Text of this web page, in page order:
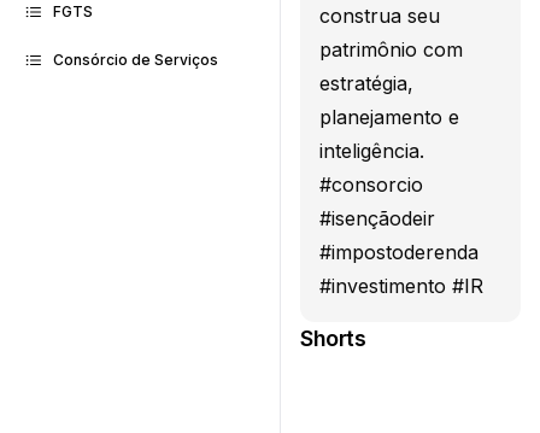
FGTS
Consórcio de Serviços
construa seu
patrimônio com
estratégia,
planejamento e
inteligência.
#consorcio
#isençãodeir
#impostoderenda
#investimento #IR
Shorts